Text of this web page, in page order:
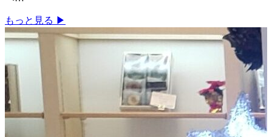
もっと見る ▶︎